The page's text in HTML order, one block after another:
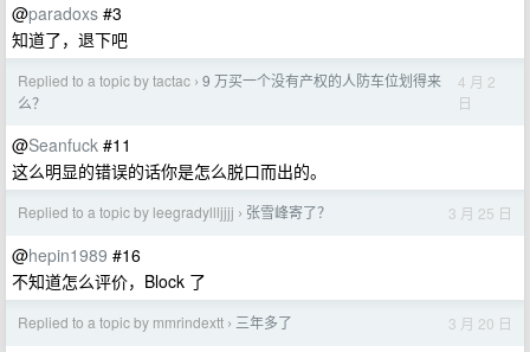
@paradoxs #3
知道了，退下吧
Replied to a topic by tactac › 9 万买一个没有产权的人防车位划得来
么？
4 月 2
日
@Seanfuck #11
这么明显的错误的话你是怎么脱口而出的。
Replied to a topic by leegradyllljjjj › 张雪峰寄了？ 3 月 25 日
@hepin1989 #16
不知道怎么评价，Block 了
Replied to a topic by mmrindextt › 三年多了 3 月 20 日